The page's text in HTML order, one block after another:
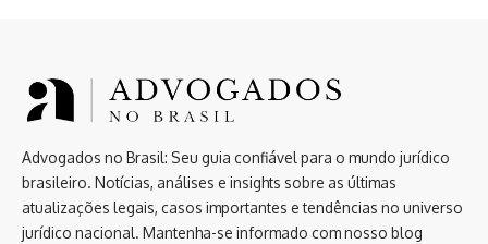
Advogados no Brasil: Seu guia confiável para o mundo jurídico
brasileiro. Notícias, análises e insights sobre as últimas
atualizações legais, casos importantes e tendências no universo
jurídico nacional. Mantenha-se informado com nosso blog